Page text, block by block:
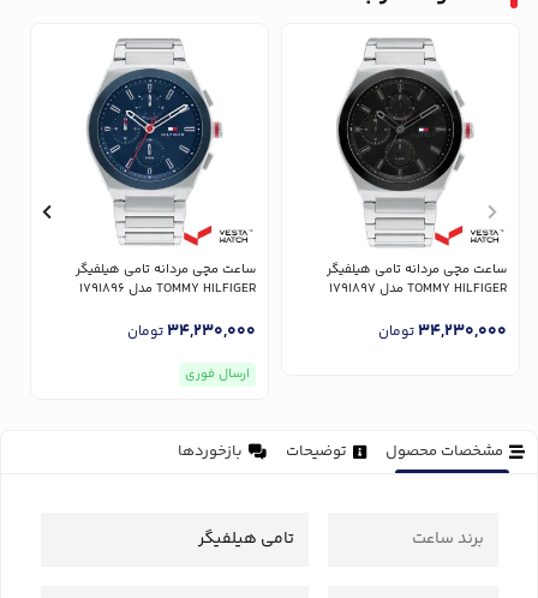
ساعت مچی مردانه تامی هیلفیگر
TOMMY HILFIGER مدل 1791897
34,230,000تومان
ساعت مچی مردانه تامی هیلفیگر
TOMMY HILFIGER مدل 1791896
34,230,000تومان
ارسال فوری
مشخصات محصول توضیحات بازخوردها
برند ساعت تامی هیلفیگر